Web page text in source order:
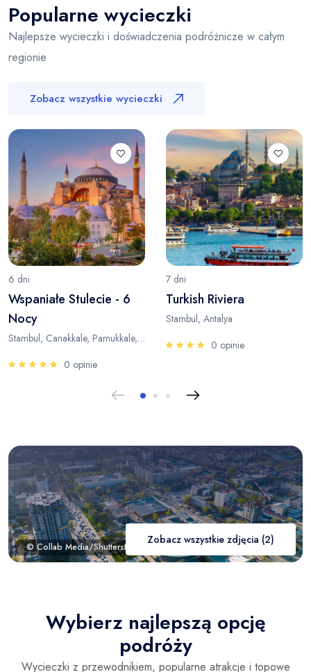
Popularne wycieczki
Najlepsze wycieczki i doświadczenia podróżnicze w całym
regionie
Zobacz wszystkie wycieczki
6 dni
Wspaniałe Stulecie - 6
Nocy
Stambul, Canakkale, Pamukkale, Antalya
0 opinie
7 dni
Turkish Riviera
Stambul, Antalya
0 opinie
© Collab Media/Shutterstock.com
Zobacz wszystkie zdjęcia (2)
Wybierz najlepszą opcję
podróży
Wycieczki z przewodnikiem, popularne atrakcje i topowe